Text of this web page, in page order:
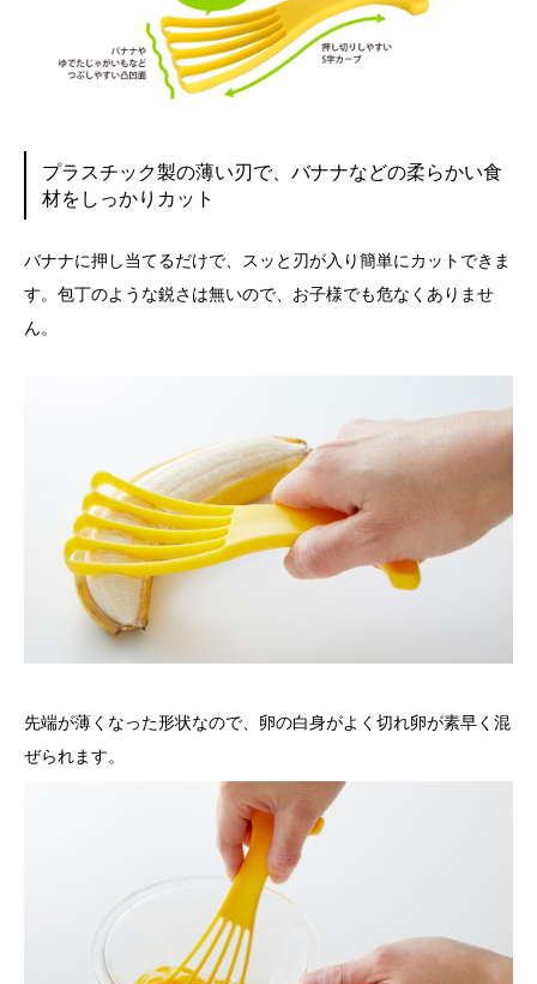
プラスチック製の薄い刃で、バナナなどの柔らかい食
材をしっかりカット
バナナに押し当てるだけで、スッと刃が入り簡単にカットできま
す。包丁のような鋭さは無いので、お子様でも危なくありませ
ん。
先端が薄くなった形状なので、卵の白身がよく切れ卵が素早く混
ぜられます。